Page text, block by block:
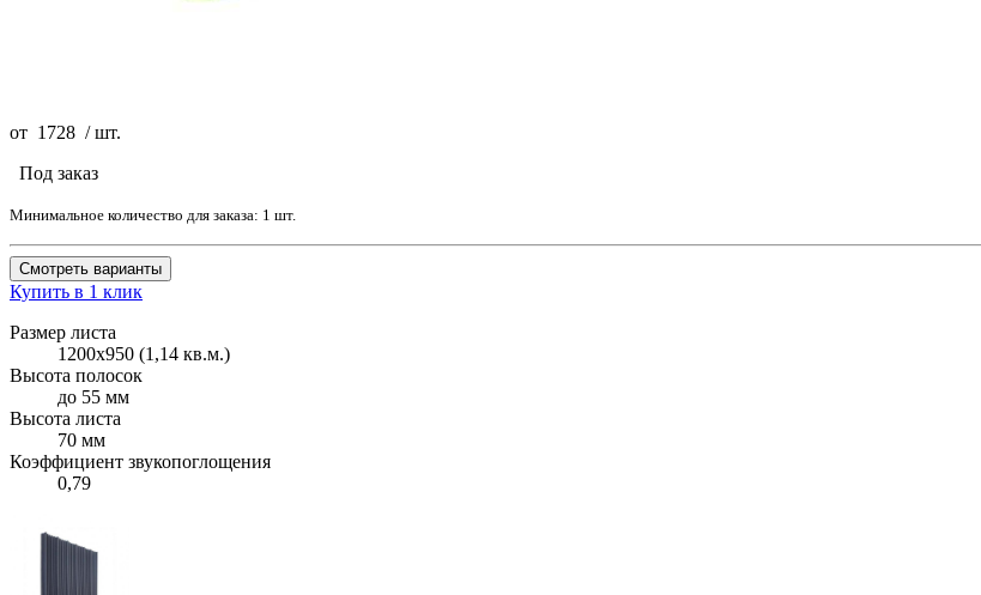
от 1728 /шт.
Под заказ
Минимальное количество для заказа: 1 шт.
Смотреть варианты
Купить в 1 клик
Размер листа
1200х950 (1,14 кв.м.)
Высота полосок
до 55 мм
Высота листа
70 мм
Коэффициент звукопоглощения
0,79